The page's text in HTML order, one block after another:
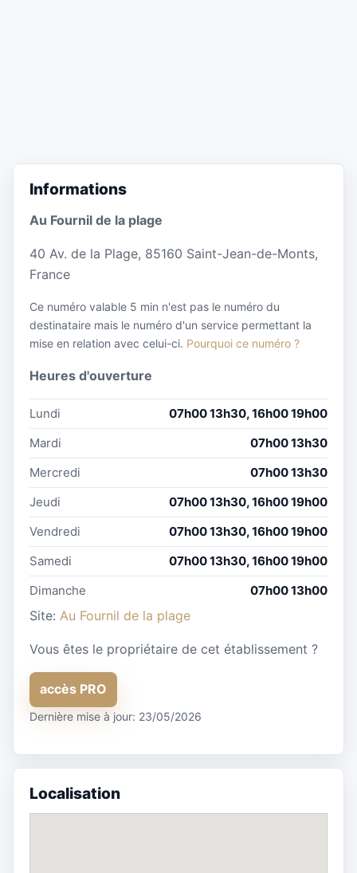
Informations
Au Fournil de la plage
40 Av. de la Plage, 85160 Saint-Jean-de-Monts,
France
Ce numéro valable 5 min n'est pas le numéro du
destinataire mais le numéro d'un service permettant la
mise en relation avec celui-ci. Pourquoi ce numéro ?
Heures d'ouverture
Lundi
07h00 13h30, 16h00 19h00
Mardi
07h00 13h30
Mercredi
07h00 13h30
Jeudi
07h00 13h30, 16h00 19h00
Vendredi
07h00 13h30, 16h00 19h00
Samedi
07h00 13h30, 16h00 19h00
Dimanche
07h00 13h00
Site: Au Fournil de la plage
Vous êtes le propriétaire de cet établissement ?
accès PRO
Dernière mise à jour: 23/05/2026
Localisation